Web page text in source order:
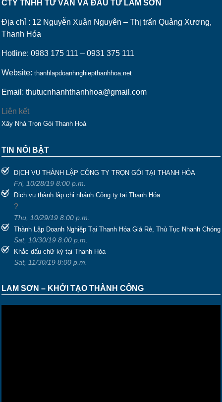
CTY TNHH TƯ VẤN VÀ ĐẦU TƯ LAM SƠN
Địa chỉ : 12 Nguyễn Xuân Nguyên – Thị trấn Quảng Xương,
Thanh Hóa
Hotline: 0983 175 111 – 0931 375 111
Website: thanhlapdoanhnghiepthanhhoa.net
Email: thutucnhanhthanhhoa@gmail.com
Liên kết
Xây Nhà Trọn Gói Thanh Hoá
TIN NỔI BẬT
DỊCH VỤ THÀNH LẬP CÔNG TY TRỌN GÓI TẠI THANH HÓA
Fri, 10/28/19 8:00 p.m.
Dịch vụ thành lập chi nhánh Công ty tại Thanh Hóa
?
Thu, 10/29/19 8:00 p.m.
Thành Lập Doanh Nghiệp Tại Thanh Hóa Giá Rẻ, Thủ Tục Nhanh Chóng
Sat, 10/30/19 8:00 p.m.
Khắc dấu chữ ký tại Thanh Hóa
Sat, 11/30/19 8:00 p.m.
LAM SƠN – KHỞI TẠO THÀNH CÔNG